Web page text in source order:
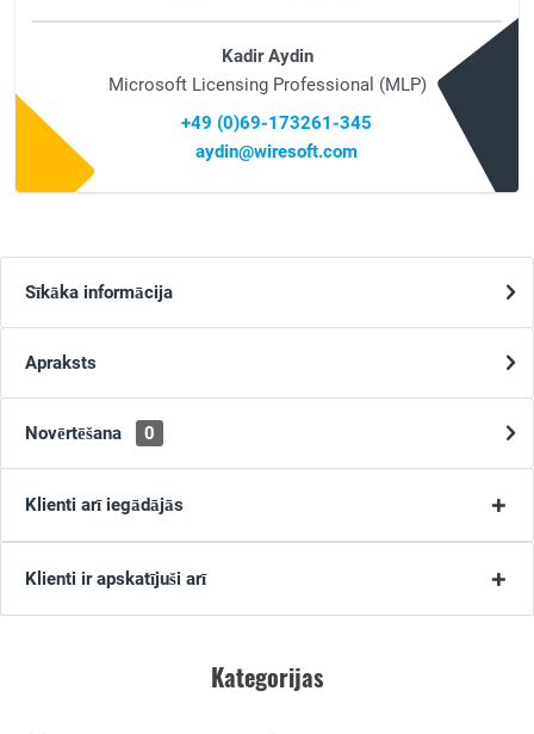
Kadir Aydin
Microsoft Licensing Professional (MLP)
+49 (0)69-173261-345
aydin@wiresoft.com
Sīkāka informācija
Apraksts
Novērtēšana 0
Klienti arī iegādājās
Klienti ir apskatījuši arī
Kategorijas